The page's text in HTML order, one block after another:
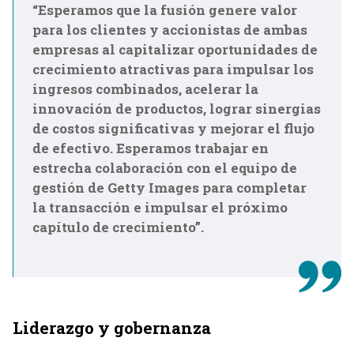
“Esperamos que la fusión genere valor
para los clientes y accionistas de ambas
empresas al capitalizar oportunidades de
crecimiento atractivas para impulsar los
ingresos combinados, acelerar la
innovación de productos, lograr sinergias
de costos significativas y mejorar el flujo
de efectivo. Esperamos trabajar en
estrecha colaboración con el equipo de
gestión de Getty Images para completar
la transacción e impulsar el próximo
capítulo de crecimiento”.
Liderazgo y gobernanza